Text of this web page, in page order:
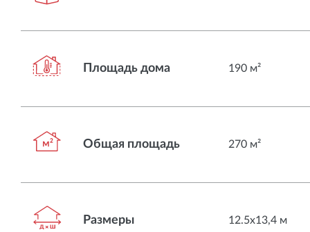
Площадь дома 190 м²
Общая площадь 270 м²
Размеры 12.5х13,4 м